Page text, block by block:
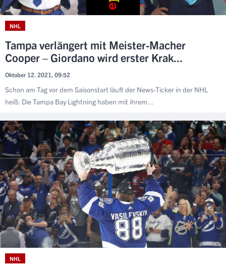
NHL
Tampa verlängert mit Meister-Macher
Cooper – Giordano wird erster Krak...
Oktober 12. 2021, 09:52
Schon am Tag vor dem Saisonstart läuft der News-Ticker in der NHL
heiß: Die Tampa Bay Lightning haben mit ihrem...
NHL